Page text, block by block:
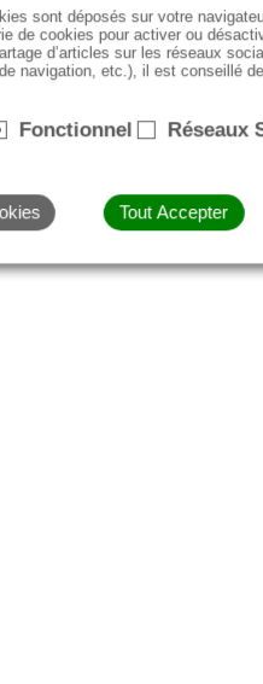
sont déposés sur votre
de cookies pour activer ou
d’articles sur les réseaux
navigation, etc.), il est conseillé
Fonctionnel Réseaux
Tout Accepter